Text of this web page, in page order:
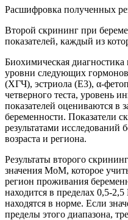
Расшифровка полученных
Второй скрининг при
показателей, каждый из
Биохимическая
уровни следующих
(ХГЧ), эстриола (E3), α-
четверного теста, уровень
показателей оцениваются в
беременности. Показатели
результатами
возраста и региона.
Результаты второго
значения MoM, которое
регион проживания
находится в пределах 0,5-2,5
находятся в норме. Если
пределы этого диапазона,